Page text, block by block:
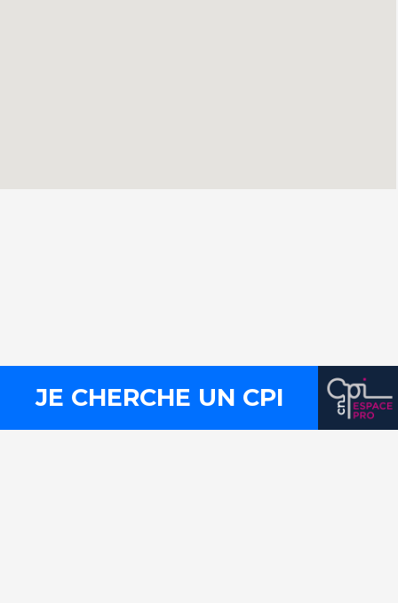
JE CHERCHE UN CPI